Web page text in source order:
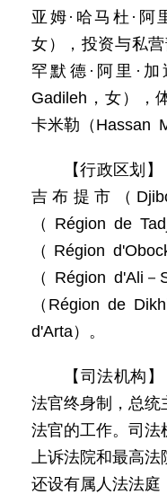
亚姆·哈马杜·阿
女），投资与私
罕默德·阿里·加
Gadileh，女），
卡米勒（Hassan
【行政区划
吉布提市（
（Région de
（Région
（Région d'Ali
（Région de
d'Arta）。
【司法机构
法官终身制，总统
法官的工作。司法
上诉法院和最高法
还设有属人法法庭